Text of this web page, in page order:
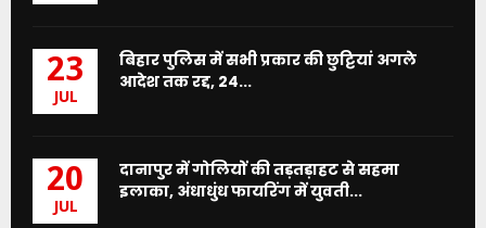
23
JUL
बिहार पुलिस में सभी प्रकार की छुट्टियां अगले
आदेश तक रद्द, 24...
20
JUL
दानापुर में गोलियों की तड़तड़ाहट से सहमा
इलाका, अंधाधुंध फायरिंग में युवती...